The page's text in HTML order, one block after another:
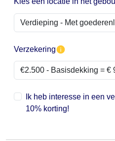
Verzekering
Ik heb interesse in een
10% korting!